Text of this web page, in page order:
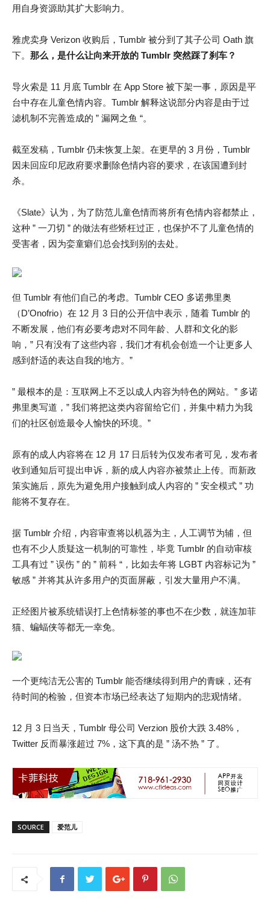
用自身资源助其扩大影响力。
雅虎卖身 Verizon 收购后，Tumblr 被分到了其子公司 Oath 旗
下。 那么，是什么让向来开放的 Tumblr 突然踩了刹车？
导火索是 11 月底 Tumblr 在 App Store 被下架一事，原因是平
台中存在儿童色情内容。Tumblr 解释这说部分内容是由于过
滤机制不完善造成的 ” 漏网之鱼 “。
截至发稿，Tumblr 仍未恢复上架。在更早的 3 月份，Tumblr
因未回应印尼政府要求删除色情内容的要求，在该国遭到封
杀。
《Slate》认为，为了防范儿童色情而将所有色情内容都禁止，
这种 ” 一刀切 ” 的做法有些矫枉过正，也保护不了儿童色情的
受害者，因为娈童癖们总会找到别的去处。
但 Tumblr 有他们自己的考虑。Tumblr CEO 多诺弗里奥
（D’Onofrio）在 12 月 3 日的公开信中表示，随着 Tumblr 的
不断发展，他们有必要考虑对不同年龄、人群和文化的影
响，” 只有没有了这些内容，我们才有机会创造一个让更多人
感到舒适的表达自我的地方。”
” 最根本的是：互联网上不乏以成人内容为特色的网站。” 多诺
弗里奥写道，” 我们将把这类内容留给它们，并集中精力为我
们的社区创造最令人愉快的环境。”
原有的成人内容将在 12 月 17 日后转为仅发布者可见，发布者
收到通知后可提出申诉，新的成人内容亦被禁止上传。而新政
策实施后，原先为避免用户接触到成人内容的 ” 安全模式 ” 功
能将不复存在。
据 Tumblr 介绍，内容审查将以机器为主，人工调节为辅，但
也有不少人质疑这一机制的可靠性，毕竟 Tumblr 的自动审核
工具有过 ” 误伤 ” 的 ” 前科 “，比如去年将 LGBT 内容标记为 ”
敏感 ” 并将其从许多用户的页面屏蔽，引发大量用户不满。
正经图片被系统错误打上色情标签的事也不在少数，就连加菲
猫、蝙蝠侠等都无一幸免。
一个更纯洁无公害的 Tumblr 能否继续得到用户的青睐，还有
待时间的检验，但资本市场已经表达了短期内的悲观情绪。
12 月 3 日当天，Tumblr 母公司 Verzion 股价大跌 3.48%，
Twitter 反而暴涨超过 7%，这下真的是 ” 汤不热 ” 了。
SOURCE 爱范儿